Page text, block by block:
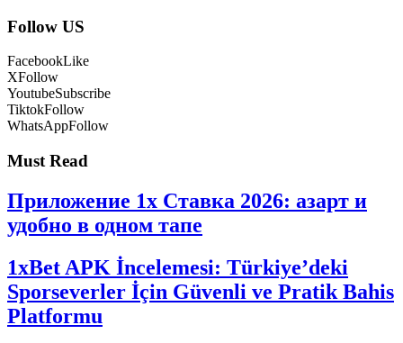
Follow US
FacebookLike
XFollow
YoutubeSubscribe
TiktokFollow
WhatsAppFollow
Must Read
Приложение 1x Ставка 2026: азарт и
удобно в одном тапе
1xBet APK İncelemesi: Türkiye’deki
Sporseverler İçin Güvenli ve Pratik Bahis
Platformu